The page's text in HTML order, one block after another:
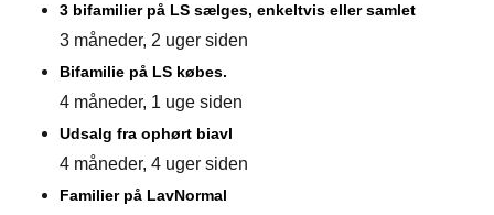
3 bifamilier på LS sælges, enkeltvis eller samlet
3 måneder, 2 uger siden
Bifamilie på LS købes.
4 måneder, 1 uge siden
Udsalg fra ophørt biavl
4 måneder, 4 uger siden
Familier på LavNormal